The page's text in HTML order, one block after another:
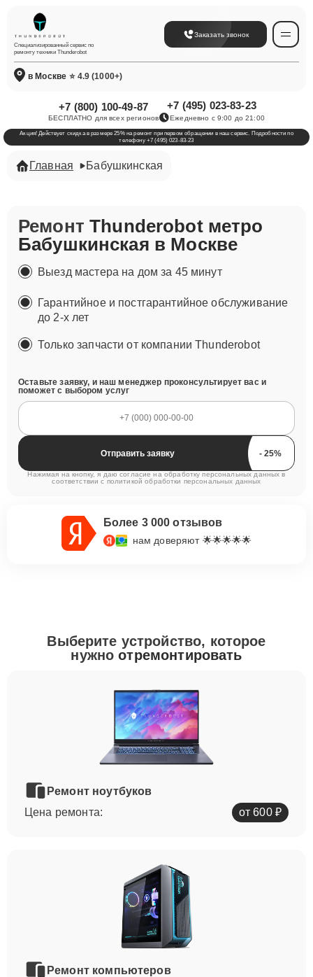
Специализированный сервис по
ремонту техники Thunderobot
Заказать звонок
в Москве ⭐ 4.9 (1000+)
+7 (800) 100-49-87
БЕСПЛАТНО для всех регионов
+7 (495) 023-83-23
Ежедневно с 9:00 до 21:00
Акция! Действует скидка в размере 25% на ремонт при первом обращении в наш сервис. Подробности по
телефону +7 (495) 023-83-23
Главная Бабушкинская
РемонтThunderobot метро
Бабушкинская в Москве
Выезд мастера на дом за 45 минут
Гарантийное и постгарантийное обслуживание
до 2-х лет
Только запчасти от компании Thunderobot
Оставьте заявку, и наш менеджер проконсультирует вас и
поможет с выбором услуг
Отправить заявку
Нажимая на кнопку, я даю согласие на обработку персональных данных в
соответствии с политикой обработки персональных данных
Более 3 000 отзывов
нам доверяют 🌟🌟🌟🌟🌟
Выберите устройство, которое
нужноотремонтировать
Ремонт ноутбуков
Цена ремонта:
от 600 ₽
Ремонт компьютеров